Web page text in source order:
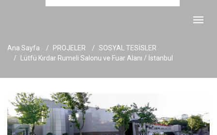
Ana Sayfa PROJELER
SOSYAL TESİSLER
Lütfü Kırdar Rumeli Salonu ve Fuar Alanı / İstanbul